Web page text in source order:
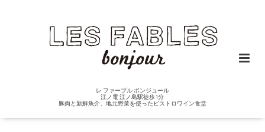
レ ファーブル ボンジュール
江ノ電 江ノ島駅徒歩1分
豚肉と新鮮魚介、地元野菜を使ったビストロワイン食堂